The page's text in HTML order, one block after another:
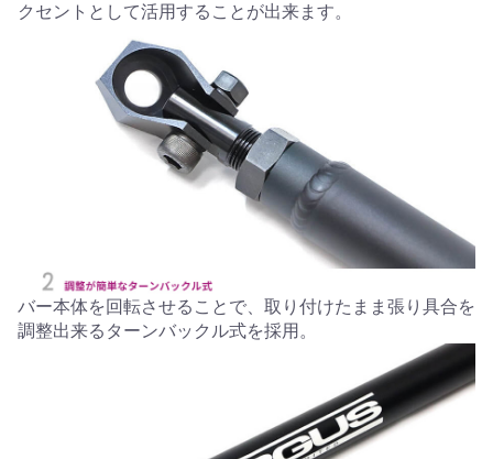
クセントとして活用することが出来ます。
バー本体を回転させることで、取り付けたまま張り具合を
調整出来るターンバックル式を採用。